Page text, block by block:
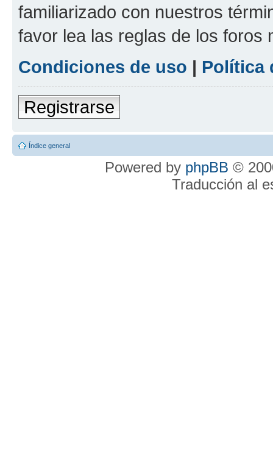
familiarizado con nuestros
favor lea las reglas de los foros
Condiciones de uso | Política
Registrarse
Índice general
Powered by phpBB ©
Traducción al